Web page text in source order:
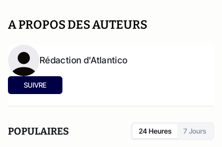
A PROPOS DES AUTEURS
Rédaction d'Atlantico
SUIVRE
POPULAIRES 24 Heures 7 Jours